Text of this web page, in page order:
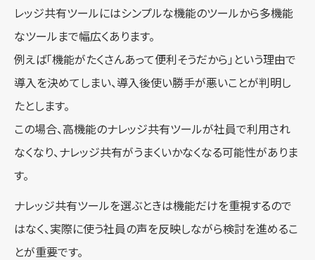
レッジ共有ツールにはシンプルな機能のツールから多機能
なツールまで幅広くあります。
例えば「機能がたくさんあって便利そうだから」という理由で
導入を決めてしまい、導入後使い勝手が悪いことが判明し
たとします。
この場合、高機能のナレッジ共有ツールが社員で利用され
なくなり、ナレッジ共有がうまくいかなくなる可能性がありま
す。
ナレッジ共有ツールを選ぶときは機能だけを重視するので
はなく、実際に使う社員の声を反映しながら検討を進めるこ
とが重要です。